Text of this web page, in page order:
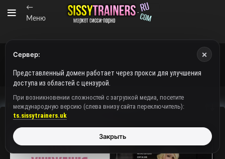
←
Меню
Главная Товары с меткой «Сисси журнал»
Сервер: ×
Представленный домен работает через прокси для улучшения
доступа из областей с цензурой.
При возникновении сложностей с загрузкой медиа, посетите
международную версию (слева внизу сайта переключитель):
ts.sissytrainers.uk
Закрыть